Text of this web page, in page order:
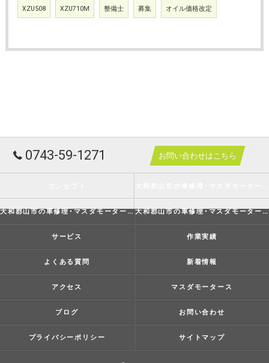
XZU508 XZU710M 整備士 募集 オイル価格改定
0743-59-1271 お問い合わせはこちら
大和郡山市の車修理･マスダモータースの評判 大和郡山市の車修理･マスダモータースのお客様の声
サービス 作業実績
よくある質問 新着情報
アクセス マスダモータース
ブログ お問い合わせ
プライバシーポリシー サイトマップ